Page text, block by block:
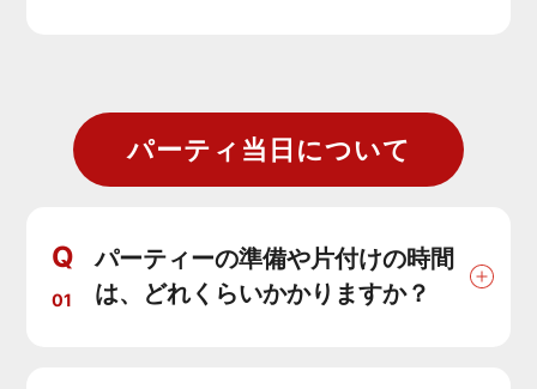
パーティ当日について
Q
01
パーティーの準備や片付けの時間
は、どれくらいかかりますか？